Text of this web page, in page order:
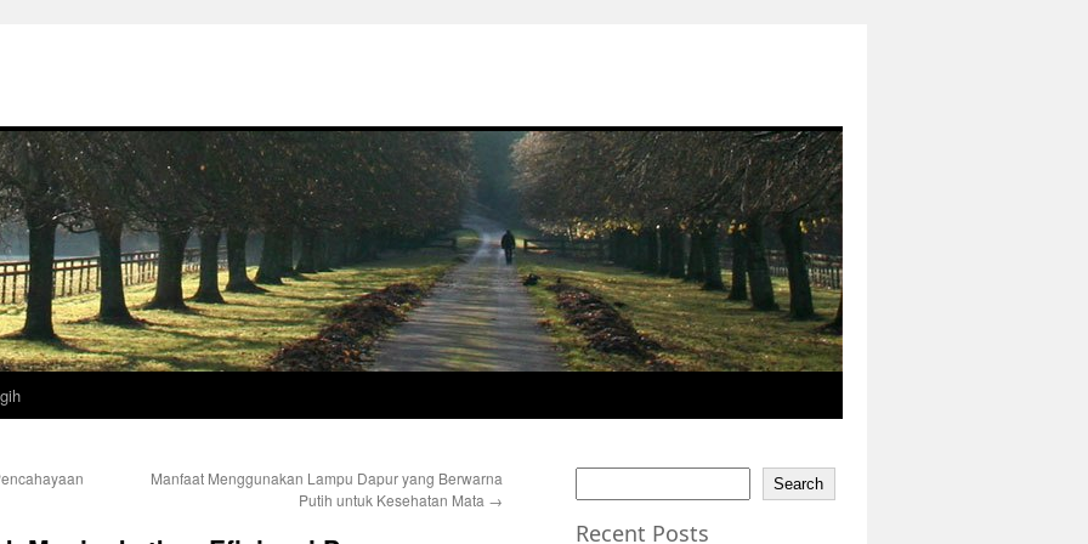
Manfaat Menggunakan Lampu Dapur yang Berwarna
Putih untuk Kesehatan Mata →
Search
Recent Posts